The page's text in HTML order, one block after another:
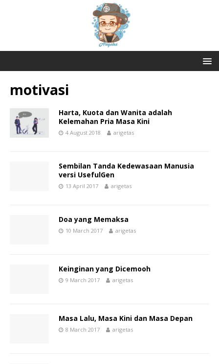
motivasi
Harta, Kuota dan Wanita adalah
Kelemahan Pria Masa Kini
4 August 2018 arigetas
Sembilan Tanda Kedewasaan Manusia
versi UsefulGen
13 April 2017 arigetas
Doa yang Memaksa
10 March 2017 arigetas
Keinginan yang Dicemooh
9 March 2017 arigetas
Masa Lalu, Masa Kini dan Masa Depan
8 March 2017 arigetas